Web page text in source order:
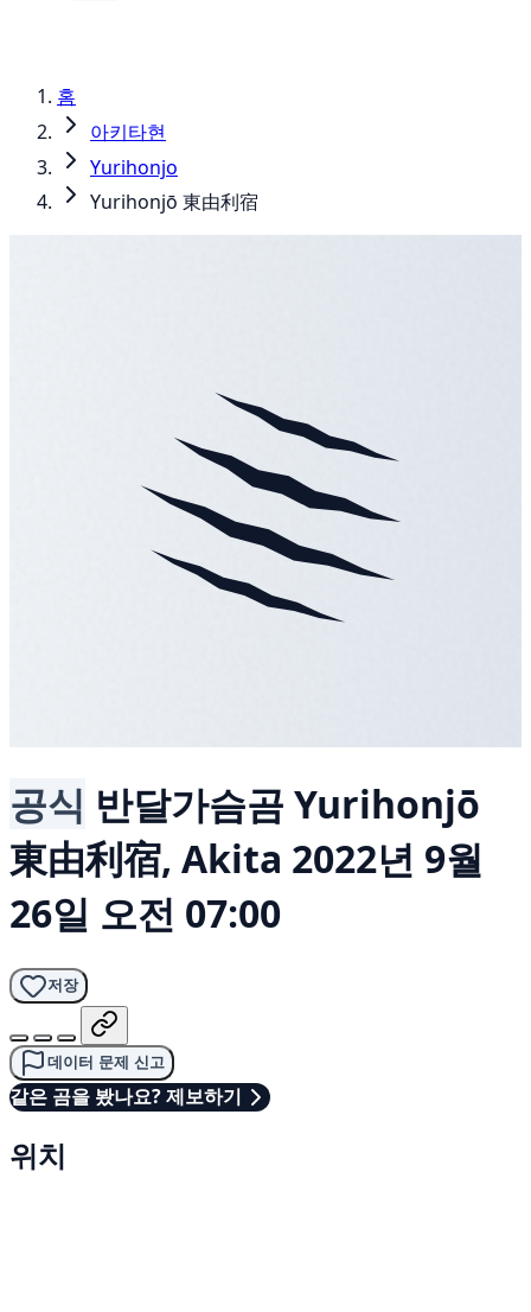
홈
아키타현
Yurihonjo
Yurihonjō 東由利宿
공식 반달가슴곰 Yurihonjō
東由利宿, Akita 2022년 9월
26일 오전 07:00
저장
데이터 문제 신고
같은 곰을 봤나요? 제보하기
위치